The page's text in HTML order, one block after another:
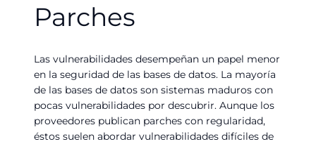
Parches
Las vulnerabilidades desempeñan un papel menor
en la seguridad de las bases de datos. La mayoría
de las bases de datos son sistemas maduros con
pocas vulnerabilidades por descubrir. Aunque los
proveedores publican parches con regularidad,
éstos suelen abordar vulnerabilidades difíciles de